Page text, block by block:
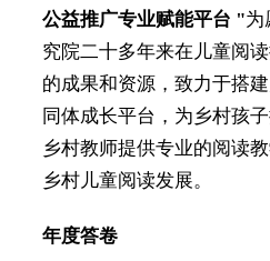
公益推广专业赋能平台 "为
究院二十多年来在儿童阅
的成果和资源，致力于搭
同体成长平台，为乡村孩
乡村教师提供专业的阅读
乡村儿童阅读发展。
年度答卷